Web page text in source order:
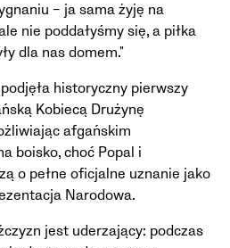
– ja sama żyję na
nie poddałyśmy się, a piłka
dla nas domem."
historyczny pierwszy
Kobiecą Drużynę
afgańskim
boisko, choć Popal i
o pełne oficjalne uznanie jako
Narodowa.
jest uderzający: podczas